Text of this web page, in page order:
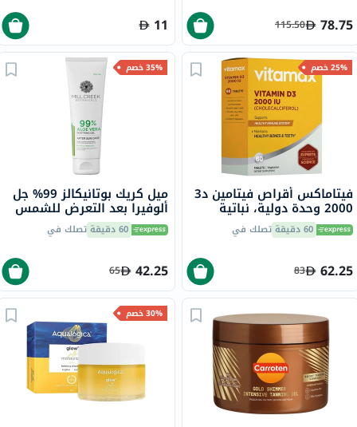
78.75
115.50
11
25% خصم
فيتاماكس أقراص فيتامين د3
2000 وحدة دولية، نباتية
لصحة العظام و الأسنان، حزمة
من 60 60 دقيقة تصلك في
62.25
83
35% خصم
ميل كريك بوتانيكالز 99% جل
ألوفيرا بعد التعرض للشمس
236 مل 60 دقيقة تصلك في
42.25
65
30% خصم